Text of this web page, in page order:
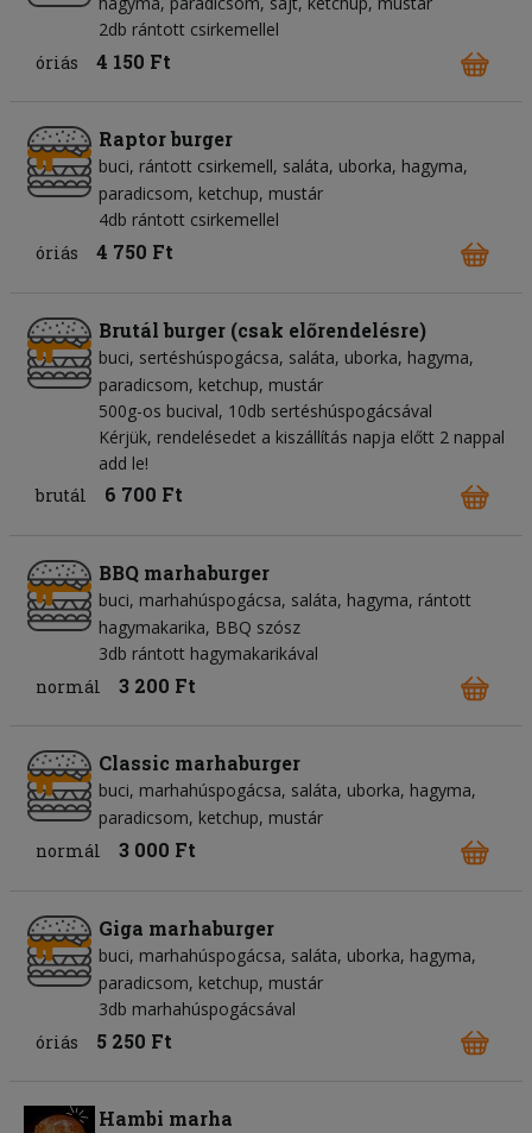
2db rántott csirkemellel
óriás
4 150 Ft
Raptor burger
buci rántott csirkemell saláta uborka hagyma
paradicsom ketchup mustár
4db rántott csirkemellel
óriás
4 750 Ft
Brutál burger (csak előrendelésre)
buci sertéshúspogácsa saláta uborka hagyma
paradicsom ketchup mustár
500g-os bucival, 10db sertéshúspogácsával
Kérjük, rendelésedet a kiszállítás napja előtt 2 nappal
add le!
brutál
6 700 Ft
BBQ marhaburger
buci marhahúspogácsa saláta hagyma rántott
hagymakarika BBQ szósz
3db rántott hagymakarikával
normál
3 200 Ft
Classic marhaburger
buci marhahúspogácsa saláta uborka hagyma
paradicsom ketchup mustár
normál
3 000 Ft
Giga marhaburger
buci marhahúspogácsa saláta uborka hagyma
paradicsom ketchup mustár
3db marhahúspogácsával
óriás
5 250 Ft
Hambi marha